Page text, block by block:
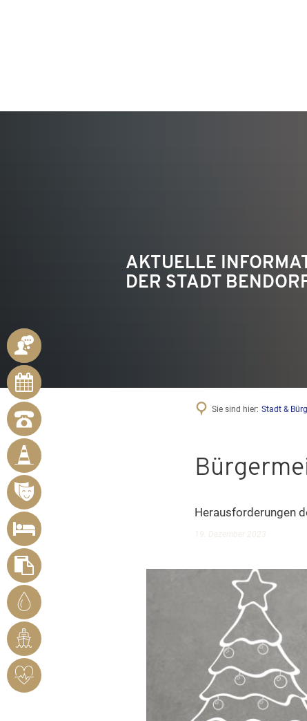
AKTUELLE
DER STADT BENDORF
ANSPRECHPARTNER
ONLINE-
TERMINE
NOTRUFNUMMERN
BÜRGER
MELDEN
MÄNGEL
VERANSTALTUNGSÜBERSICHT
UNTERKUNFT
SUCHEN
FORMULARE
STADTWERKE
BENDORF
RHEINHAFEN
HERZSICHERES
BENDORF
Sie sind hier: Stadt &
Herausforderungen
19. Dezember 2023